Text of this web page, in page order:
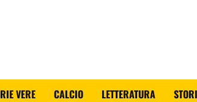
VERE CALCIO LETTERATURA